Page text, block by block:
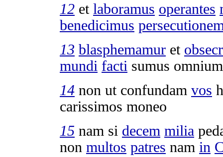
12 et laboramus operantes
benedicimus
13 blasphemamur et
mundi facti sumus
14 non ut confundam vos
carissimos moneo
15 nam si decem milia
non multos patres nam in